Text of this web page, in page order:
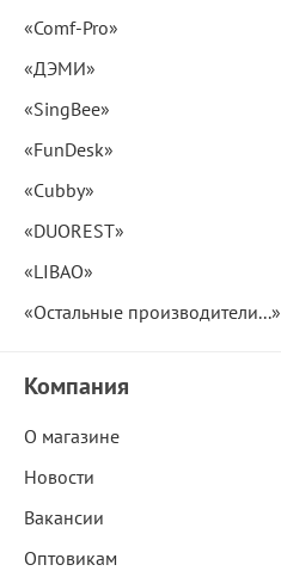
«Comf-Pro»
«ДЭМИ»
«SingBee»
«FunDesk»
«Cubby»
«DUOREST»
«LIBAO»
«Остальные производители...»
Компания
О магазине
Новости
Вакансии
Оптовикам